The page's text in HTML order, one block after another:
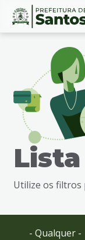
Ir
busca
Ir
Conteúdo
Utilize os filtros
- Qualquer -